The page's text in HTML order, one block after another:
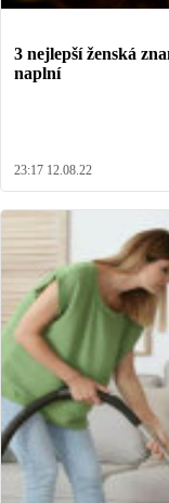
3 nejlepší ženská
naplní
23:17 12.08.22